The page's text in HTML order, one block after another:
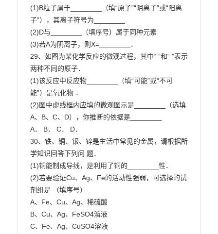
(1)B粒子属于________（填“原子”“阴离子”或“阳离
子”），其离子符号为________
(2)D与________（填序号）属于同种元素
(3)若A为阴离子，则X=________．
29、如图为某化学反应的微观过程，其中“ ”和“ ”表示
两种不同的原子．
(1)该反应中反应物________（填“可能”或“不可
能”）是氧化物 ．
(2)图中虚线框内应填的微观图示是________（选填
A、B、C、D），你推断的依据是________
A． B． C． D．
30、铁、铜、银、锌是生活中常见的金属，请根据所
学知识回答下列问 题．
(1)铜能制成导线，是利用了铜的________性．
(2)若要验证Cu、Ag、Fe的活动性强弱，可选择的试
剂组是 （填序号）
A、Fe、Cu、Ag、稀硫酸
B、Cu、Ag、FeSO4溶液
C、Fe、Ag、CuSO4溶液